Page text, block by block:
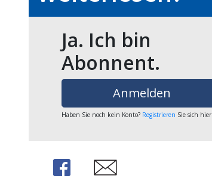
Ja. Ich bin
Abonnent.
Anmelden
Haben Sie noch kein Konto?Registrieren Sie sich hier
Share Share